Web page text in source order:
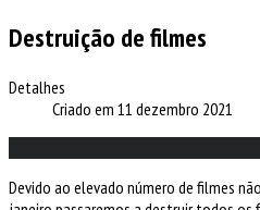
Destruição de filmes
Detalhes
Criado em 11 dezembro 2021
Devido ao elevado número de filmes